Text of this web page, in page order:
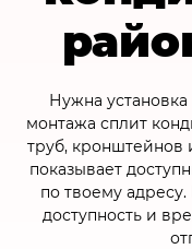
Нужна
монтажа сплит
труб, кронштейнов
показывает
по твоему
доступность и